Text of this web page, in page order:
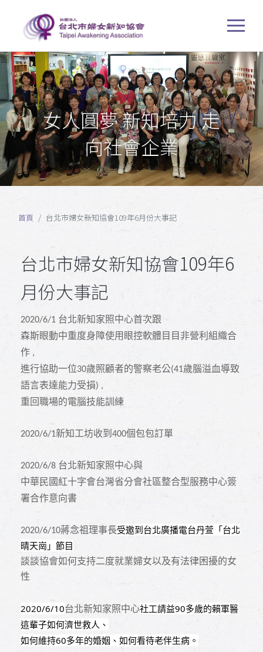
女人圓夢 新知培力 走
向社會企業
首頁 台北市婦女新知協會109年6月份大事記
台北市婦女新知協會109年6
月份大事記
2020/6/1 台北新知家照中心首次跟
森斯眼動中重度身障使用眼控軟體目目非營利組織合
作 ,
進行協助一位30歲照顧者的警察老公(41歲腦溢血導致
語言表達能力受損) ,
重回職場的電腦技能訓練
2020/6/1新知工坊收到400個包包訂單
2020/6/8 台北新知家照中心與
中華民國紅十字會台灣省分會社區整合型服務中心簽
署合作意向書
2020/6/10蔣念祖理事長受邀到台北廣播電台丹萱「台北
晴天崗」節目
談談協會如何支持二度就業婦女以及有法律困擾的女
性
2020/6/10台北新知家照中心社工請益90多歲的賴軍醫
這輩子如何濟世救人、
如何維持60多年的婚姻、如何看待老伴生病。